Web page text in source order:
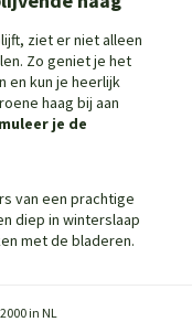
ziet er niet alleen
Zo geniet je het
en kun je heerlijk
haag bij aan
je de
van een prachtige
diep in winterslaap
met de bladeren.
in NL